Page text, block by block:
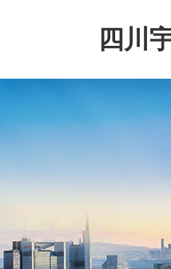
四川
公司